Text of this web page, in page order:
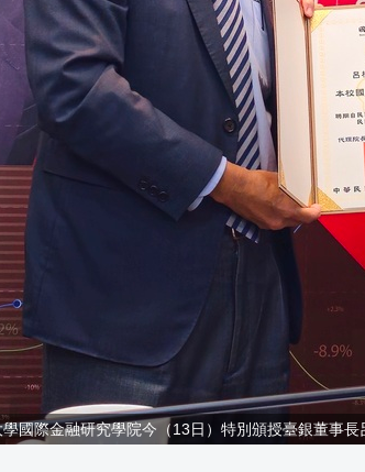
國際金融研究學院今（13日）特別頒授臺銀董事